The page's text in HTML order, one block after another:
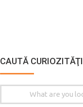
CAUTĂ CURIOZITĂŢI
Search